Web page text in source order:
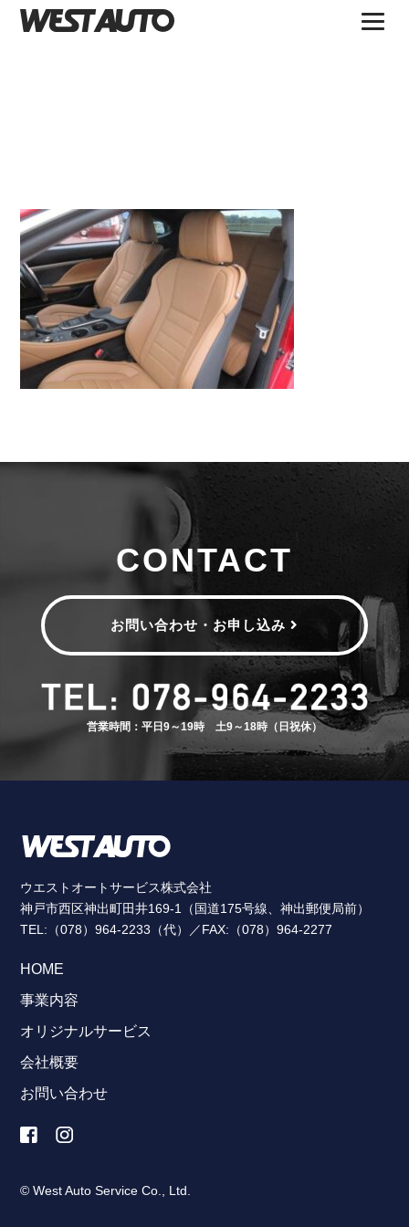
CONTACT
お問い合わせ・お申し込み
営業時間：平日9～19時 土9～18時（日祝休）
ウエストオートサービス株式会社
神戸市西区神出町田井169-1（国道175号線、神出郵便局前）
TEL:（078）964-2233（代）／FAX:（078）964-2277
HOME
事業内容
オリジナルサービス
会社概要
お問い合わせ
© West Auto Service Co., Ltd.